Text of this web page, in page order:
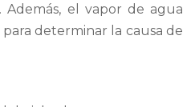
Además, el vapor de agua
determinar la causa de